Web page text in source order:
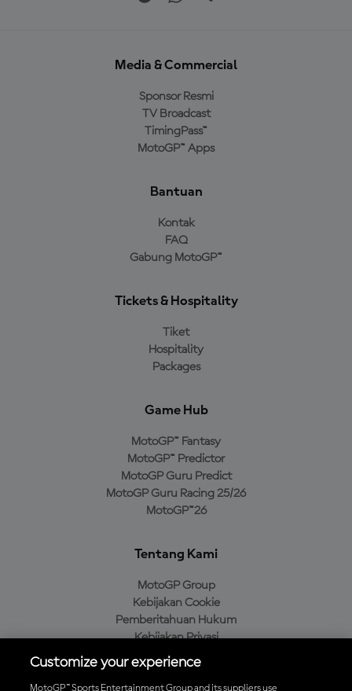
Media & Commercial
Sponsor Resmi
TV Broadcast
TimingPass™
MotoGP™ Apps
Bantuan
Kontak
FAQ
Gabung MotoGP™
Tickets & Hospitality
Tiket
Hospitality
Packages
Game Hub
MotoGP™ Fantasy
MotoGP™ Predictor
MotoGP Guru Predict
MotoGP Guru Racing 25/26
MotoGP™26
Tentang Kami
MotoGP Group
Kebijakan Cookie
Pemberitahuan Hukum
Kebijakan Privasi
Kebijakan Pembelian
Customize your experience
MotoGP™ Sports Entertainment Group and its suppliers use